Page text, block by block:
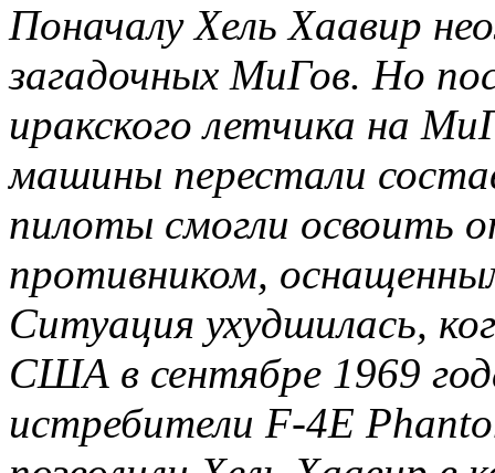
Поначалу Хель Хаавир
загадочных МиГов. Но
иракского летчика на
машины перестали
пилоты смогли освоить
противником,
Ситуация ухудшилась,
США в сентябре 1969
истребители F-4E